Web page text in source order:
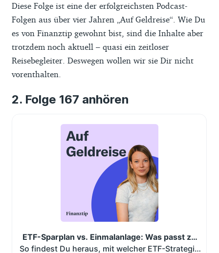
Diese Folge ist eine der erfolgreichsten Podcast-
Folgen aus über vier Jahren „Auf Geldreise“. Wie Du
es von Finanztip gewohnt bist, sind die Inhalte aber
trotzdem noch aktuell – quasi ein zeitloser
Reisebegleiter. Deswegen wollen wir sie Dir nicht
vorenthalten.
Folge 167 anhören